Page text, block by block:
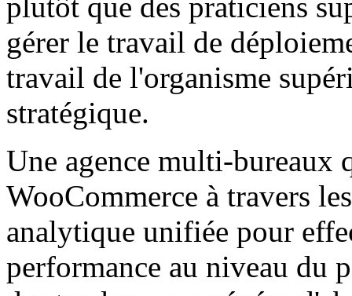
gérer le travail de
travail de l'organisme
stratégique.
Une agence multi-bureaux
WooCommerce à travers
analytique unifiée pour
performance au niveau du